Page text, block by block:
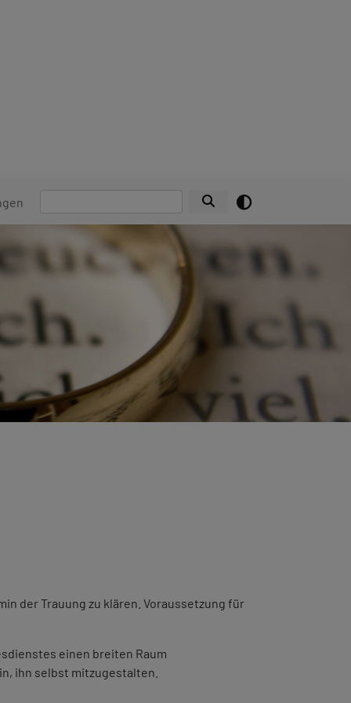
der Trauung zu klären. Voraussetzung für
einen breiten Raum
ihn selbst mitzugestalten.